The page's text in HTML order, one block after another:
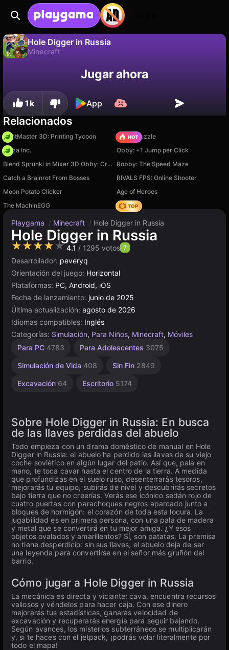
Hole Digger in Russia
Minecraft
¡Guarda el progreso!Jugar ahora
1k App
Relacionados
PrintMaster 3D: Printing Tycoon
Arrow Puzzle
Pizza Inc.
Obby: +1 Jump per Click
Blend Sprunki in Mixer 3D Obby: Create Your Own Sprunki
Robby: The Speed Maze
Catch a Brainrot From Bosses
RIVALS FPS: Online Shooter
Moon Potato Clicker
Age of Heroes
The MachinEGG
Hedgies
Playgama / Minecraft / Hole Digger in Russia
Hole Digger in Russia
★★★★★4.1 / 1295 votos 7
Desarrollador: peveryq
Orientación del juego: Horizontal
Plataformas: PC, Android, iOS
Fecha de lanzamiento: junio de 2025
Última actualización: agosto de 2026
Idiomas compatibles: Inglés
Categorías: Simulación, Para Niños, Minecraft, Móviles
Para PC 4783 Para Adolescentes 3075
Simulación de Vida 408 Sin Fin 2849
Excavación 64 Escritorio 5174
Alta
3571
Minería
Browser
Unity
línea
Sobre Hole Digger in Russia: En busca
de las llaves perdidas del abuelo
Todo empieza con un drama doméstico de manual en Hole
Digger in Russia: el abuelo ha perdido las llaves de su viejo
coche soviético en algún lugar del patio. Así que, pala en
mano, te toca cavar hasta el centro de la tierra. A medida
que profundizas en el suelo ruso, desenterrarás tesoros,
mejorarás tu equipo, subirás de nivel y descubrirás secretos
bajo tierra que no creerías. Verás ese icónico sedán rojo de
cuatro puertas con parachoques negros aparcado junto a
bloques de hormigón: el corazón de toda esta locura. La
jugabilidad es en primera persona, con una pala de madera
y metal que se convertirá en tu mejor amiga. ¿Y esos
objetos ovalados y amarillentos? Sí, son patatas. La premisa
no tiene desperdicio: sin sus llaves, el abuelo deja de ser
una leyenda para convertirse en el señor más gruñón del
barrio.
Cómo jugar a Hole Digger in Russia
La mecánica es directa y viciante: cava, encuentra recursos
valiosos y véndelos para hacer caja. Con ese dinero
mejorarás tus estadísticas, ganarás velocidad de
excavación y recuperarás energía para seguir bajando.
Según avances, los misterios subterráneos se multiplicarán
y, si te haces con el jetpack, ¡podrás volar literalmente por
todo el mapa!